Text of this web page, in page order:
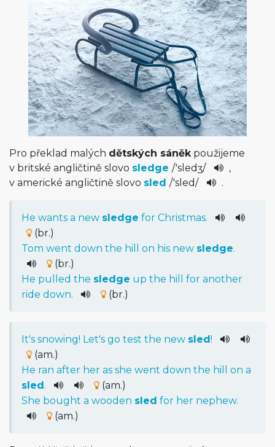
Pro překlad malých dětských sáněkpoužijeme
v britské angličtině slovo sledge /'sledʒ/
,
v americké angličtině slovo sled /'sled/ .
He wants a new sledge for Christmas.
(br.)
Tom went down the hill on his new sledge.
(br.)
He pulled the sledge up the hill for another
ride down. (br.)
It's snowing! Let's go test the new sled !
(am.)
He ran after her as she went down the hill on a
sled .
(am.)
She bought a wooden sled for her nephew.
(am.)